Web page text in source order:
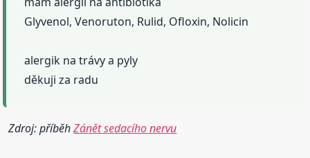
Glyvenol, Venoruton, Rulid, Ofloxin, Nolicin
alergik na trávy a pyly
děkuji za radu
Zdroj: příběhZánět sedacího nervu